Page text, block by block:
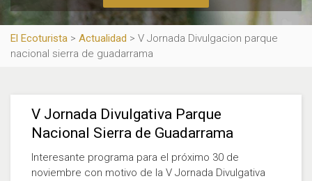
El Ecoturista > Actualidad > V Jornada Divulgacion parque
nacional sierra de guadarrama
V Jornada Divulgativa Parque
Nacional Sierra de Guadarrama
Interesante programa para el próximo 30 de
noviembre con motivo de la V Jornada Divulgativa